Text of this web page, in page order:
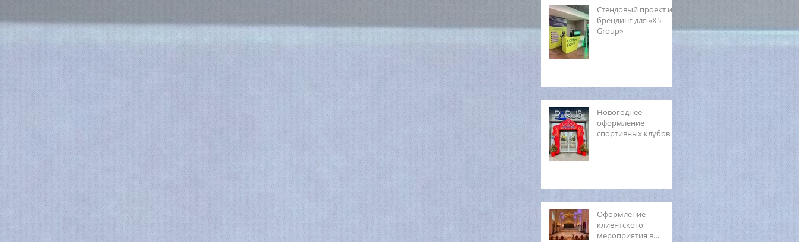
Стендовый проект и
брендинг для «X5
Group»
Новогоднее
оформление
спортивных клубов
Оформление
клиентского
мероприятия в